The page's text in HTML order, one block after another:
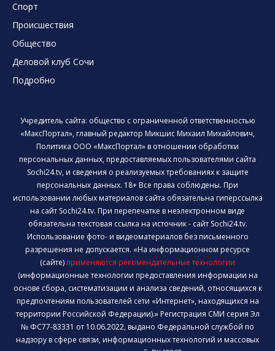
Спорт
Происшествия
Общество
Деловой клуб Сочи
Подробно
Учредитель сайта: общество с ограниченной ответственностью
«МаксПортал», главный редактор Микшис Михаил Михайлович,
Политика ООО «МаксПортал» в отношении обработки
персональных данных, предоставляемых пользователями сайта
Sochi24.tv, и сведения о реализуемых требованиях к защите
персональных данных. 18+ Все права соблюдены. При
использовании любых материалов сайта обязательна гиперссылка
на сайт Sochi24.tv. При перепечатке в неэлектронном виде
обязательна текстовая ссылка на источник - сайт Sochi24.tv.
Использование фото- и видеоматериалов без письменного
разрешения не допускается. «На информационном ресурсе
(сайте) применяются рекомендательные технологии
(информационные технологии предоставления информации на
основе сбора, систематизации и анализа сведений, относящихся к
предпочтениям пользователей сети «Интернет», находящихся на
территории Российской Федерации).» Регистрация СМИ серия Эл
№ ФС77-83331 от 10.06.2022, выдано Федеральной службой по
надзору в сфере связи, информационных технологий и массовых